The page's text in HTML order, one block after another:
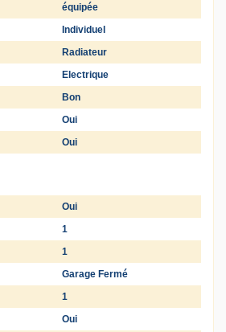
équipée
Individuel
Radiateur
Electrique
Bon
Oui
Oui
Oui
1
1
Garage Fermé
1
Oui